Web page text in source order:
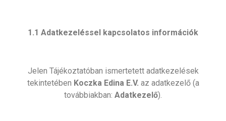
1.1 Adatkezeléssel kapcsolatos információk
Jelen Tájékoztatóban ismertetett adatkezelések
tekintetében Koczka Edina E.V. az adatkezelő (a
továbbiakban: Adatkezelő).